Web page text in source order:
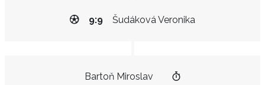
Šudáková Veronika
9:9
Bartoň Miroslav